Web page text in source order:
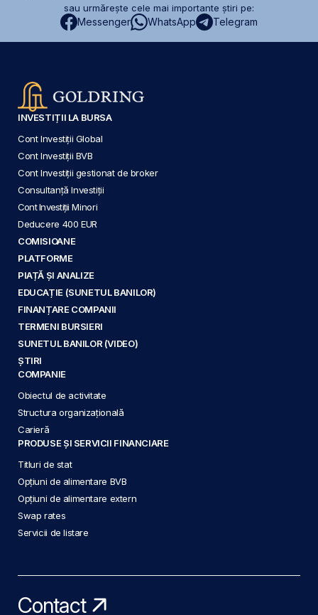
sau urmărește cele mai importante știri pe:
Messenger WhatsApp Telegram
INVESTIȚII LA BURSA
Cont Investiții Global
Cont Investiții BVB
Cont Investiții gestionat de broker
Consultanță Investiții
Cont Investiții Minori
Deducere 400 EUR
COMISIOANE
PLATFORME
PIAȚĂ ȘI ANALIZE
EDUCAȚIE (SUNETUL BANILOR)
FINANȚARE COMPANII
TERMENI BURSIERI
SUNETUL BANILOR (VIDEO)
ȘTIRI
COMPANIE
Obiectul de activitate
Structura organizațională
Carieră
PRODUSE ȘI SERVICII FINANCIARE
Titluri de stat
Opțiuni de alimentare BVB
Opțiuni de alimentare extern
Swap rates
Servicii de listare
Contact